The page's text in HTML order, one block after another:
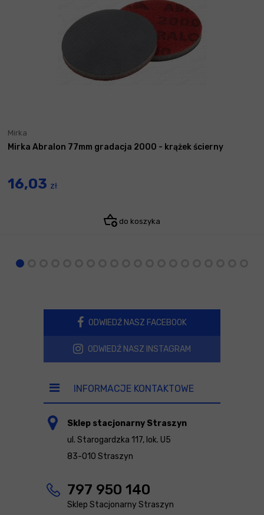
Mirka
Mirka Abralon 77mm gradacja 2000 - krążek ścierny
16,03 zł
do koszyka
ODWIEDŹ NASZ FACEBOOK
ODWIEDŹ NASZ INSTAGRAM
INFORMACJE KONTAKTOWE
Sklep stacjonarny Straszyn
ul. Starogardzka 117, lok. U5
83-010 Straszyn
797 950 140
Sklep Stacjonarny Straszyn